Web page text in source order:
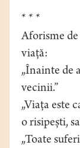
* * *
Aforisme
viață:
„Înainte de
vecinii.”
„Viața este
o risipești,
„Toate